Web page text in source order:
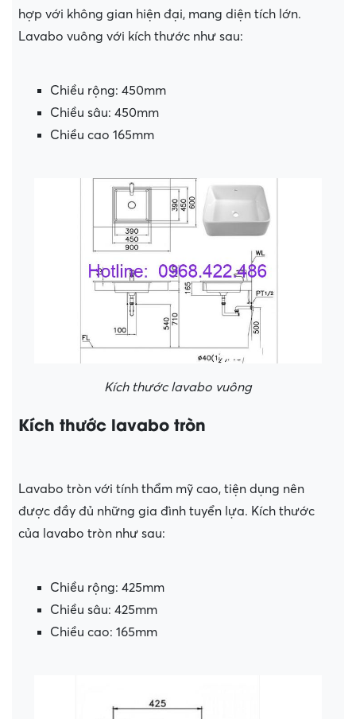
hợp với không gian hiện đại, mang diện tích lớn.
Lavabo vuông với kích thước như sau:
Chiều rộng: 450mm
Chiều sâu: 450mm
Chiều cao 165mm
Kích thước lavabo vuông
Kích thước lavabo tròn
Lavabo tròn với tính thẩm mỹ cao, tiện dụng nên
được đầy đủ những gia đình tuyển lựa. Kích thước
của lavabo tròn như sau:
Chiều rộng: 425mm
Chiều sâu: 425mm
Chiều cao: 165mm